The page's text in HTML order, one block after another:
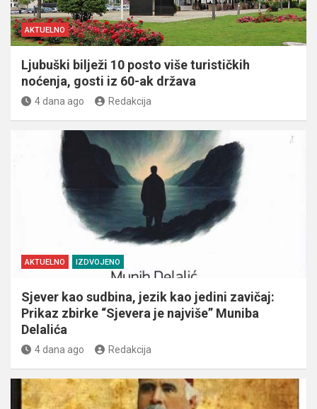
AKTUELNO
Ljubuški bilježi 10 posto više turističkih
noćenja, gosti iz 60-ak država
4 dana ago Redakcija
AKTUELNO IZDVOJENO
Sjever kao sudbina, jezik kao jedini zavičaj:
Prikaz zbirke “Sjevera je najviše” Muniba
Delalića
4 dana ago Redakcija